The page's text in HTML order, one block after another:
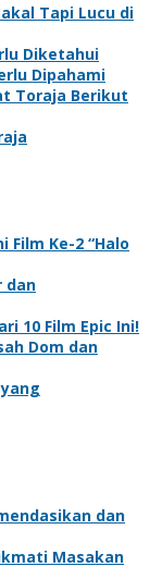
Tapi Lucu di
Diketahui
Dipahami
Toraja Berikut
Film Ke-2 “Halo
dan
10 Film Epic Ini!
Dom dan
dan
Masakan